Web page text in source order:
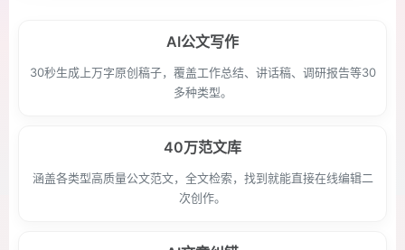
AI公文写作
30秒生成上万字原创稿子，覆盖工作总结、讲话稿、调研报告等30
多种类型。
40万范文库
涵盖各类型高质量公文范文，全文检索，找到就能直接在线编辑二
次创作。